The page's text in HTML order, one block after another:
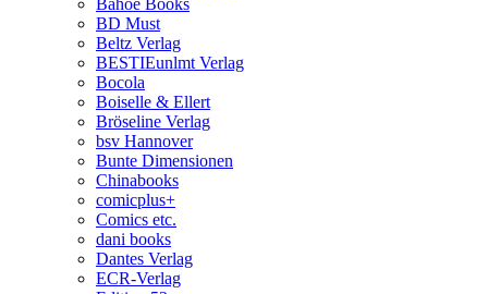
Bahoe Books
BD Must
Beltz Verlag
BESTIEunlmt Verlag
Bocola
Boiselle & Ellert
Bröseline Verlag
bsv Hannover
Bunte Dimensionen
Chinabooks
comicplus+
Comics etc.
dani books
Dantes Verlag
ECR-Verlag